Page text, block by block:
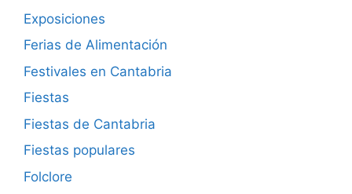
Exposiciones
Ferias de Alimentación
Festivales en Cantabria
Fiestas
Fiestas de Cantabria
Fiestas populares
Folclore